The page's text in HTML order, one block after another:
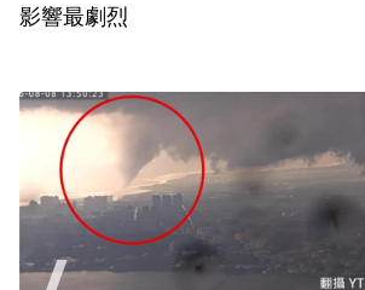
影響最劇烈